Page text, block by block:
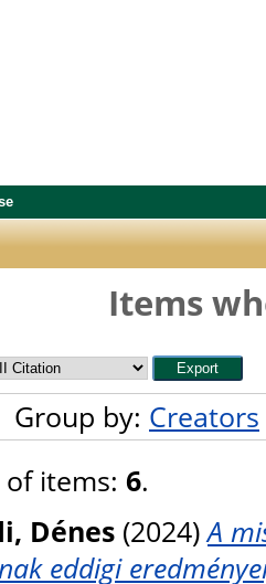
Items
Group by: Creators
items: 6.
Dénes (2024)A
eddigi